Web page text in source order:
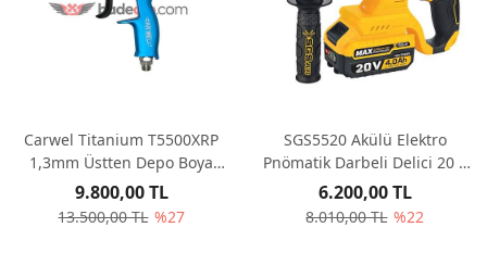
Carwel Titanium T5500XRP
1,3mm Üstten Depo Boya
Tabancası
13.500,00 TL %27
9.800,00 TL
SGS5520 Akülü Elektro
Pnömatik Darbeli Delici 20 V
(4.0Ah) Çift Bataryalı
(Kömürsüz)
8.010,00 TL %22
6.200,00 TL